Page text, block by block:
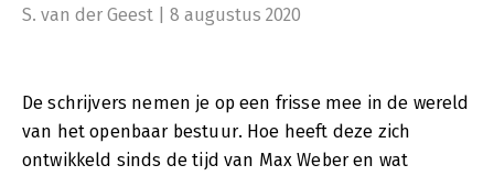
S. van der Geest | 8 augustus 2020
De schrijvers nemen je op een frisse mee in de wereld
van het openbaar bestuur. Hoe heeft deze zich
ontwikkeld sinds de tijd van Max Weber en wat